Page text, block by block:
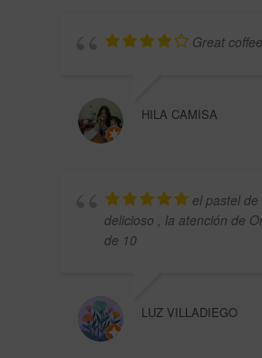
Great coffee
HILA CAMISA
el pastel de
delicioso , la atención de
de 10
LUZ VILLADIEGO